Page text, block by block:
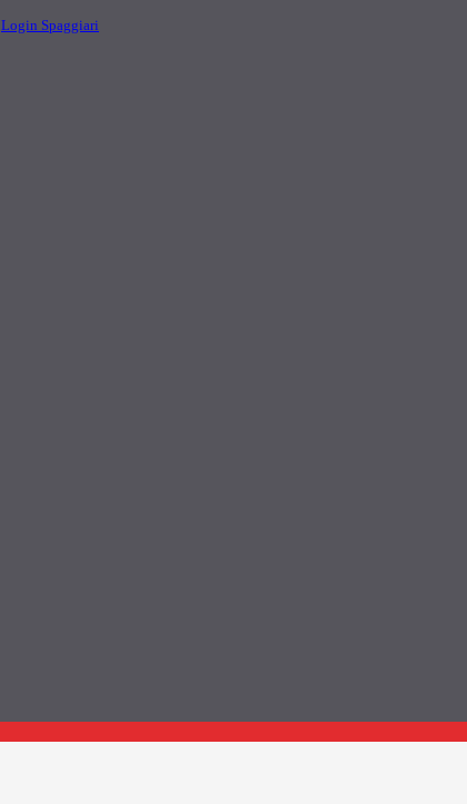
Login Spaggiari